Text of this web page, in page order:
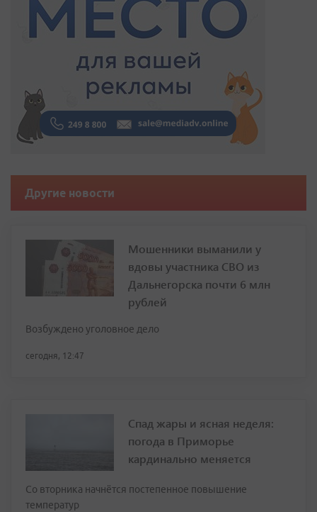
Другие новости
Мошенники выманили у
вдовы участника СВО из
Дальнегорска почти 6 млн
рублей
Возбуждено уголовное дело
сегодня, 12:47
Спад жары и ясная неделя:
погода в Приморье
кардинально меняется
Со вторника начнётся постепенное повышение
температур